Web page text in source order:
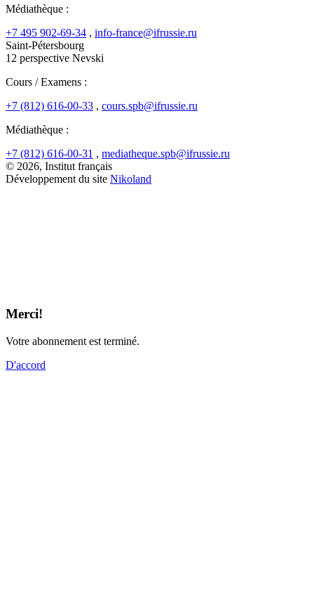
Médiathèque :
+7 495 902-69-34 , info-france@ifrussie.ru
Saint-Pétersbourg
12 perspective Nevski
Cours / Examens :
+7 (812) 616-00-33 , cours.spb@ifrussie.ru
Médiathèque :
+7 (812) 616-00-31 , mediatheque.spb@ifrussie.ru
© 2026, Institut français
Développement du site Nikoland
Merci!
Votre abonnement est terminé.
D'accord